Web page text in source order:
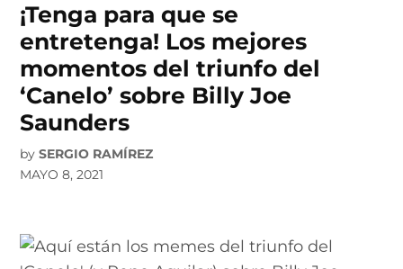
¡Tenga para que se
entretenga! Los mejores
momentos del triunfo del
‘Canelo’ sobre Billy Joe
Saunders
by SERGIO RAMÍREZ
MAYO 8, 2021